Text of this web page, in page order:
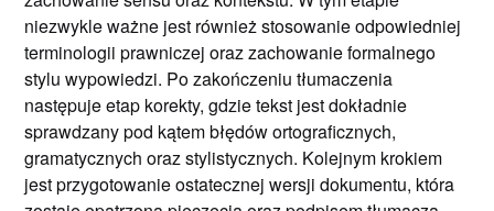
niezwykle ważne jest również stosowanie odpowiedniej
terminologii prawniczej oraz zachowanie formalnego
stylu wypowiedzi. Po zakończeniu tłumaczenia
następuje etap korekty, gdzie tekst jest dokładnie
sprawdzany pod kątem błędów ortograficznych,
gramatycznych oraz stylistycznych. Kolejnym krokiem
jest przygotowanie ostatecznej wersji dokumentu, która